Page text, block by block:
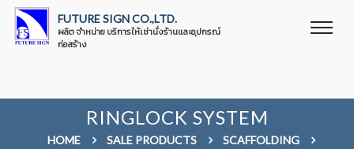
FUTURE SIGN CO.,LTD.
ผลิต จำหน่าย บริการให้เช่านั่งร้านและอุปกรณ์
ก่อสร้าง
RINGLOCK SYSTEM
HOME SALE PRODUCTS
SCAFFOLDING